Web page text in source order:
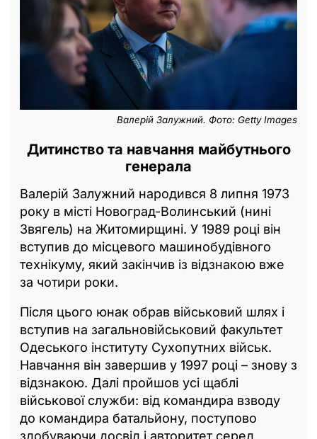
Валерій Залужний. Фото: Getty Images
Дитинство та навчання майбутнього
генерала
Валерій Залужний народився 8 липня 1973
року в місті Новоград-Волинський (нині
Звягель) на Житомирщині. У 1989 році він
вступив до місцевого машинобудівного
технікуму, який закінчив із відзнакою вже
за чотири роки.
Після цього юнак обрав військовий шлях і
вступив на загальновійськовий факультет
Одеського інституту Сухопутних військ.
Навчання він завершив у 1997 році – знову з
відзнакою. Далі пройшов усі щаблі
військової служби: від командира взводу
до командира батальйону, поступово
здобуваючи досвід і авторитет серед